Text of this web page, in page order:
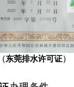
（东莞排水许可证）